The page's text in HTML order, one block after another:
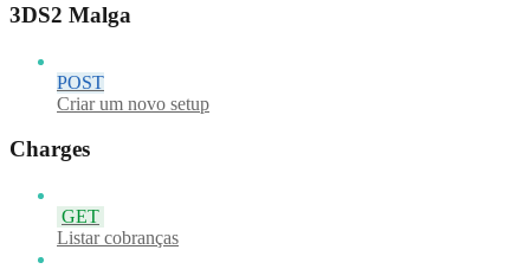
3DS2 Malga
POST
Criar um novo setup
Charges
GET
Listar cobranças